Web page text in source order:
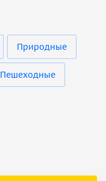
Природные
Пешеходные